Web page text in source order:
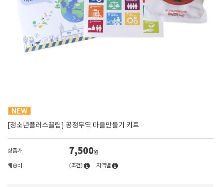
[청소년플러스끌림] 공정무역 마을만들기 키트
상품가 7,500원
배송비
(조건) 지역별